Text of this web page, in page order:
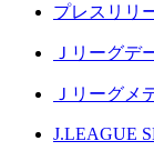
プレスリリ
Ｊリーグデ
Ｊリーグメ
J.LEAGUE